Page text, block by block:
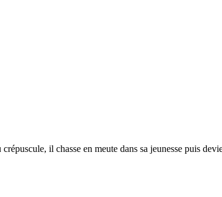
il chasse en meute dans sa jeunesse puis